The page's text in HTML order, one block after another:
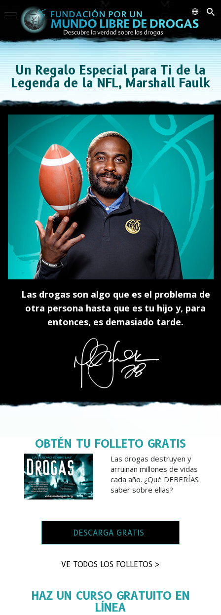
Un Regalo Especial para Ti de la
Legenda de la NFL, Marshall Faulk
Las drogas son algo que es el problema de
otra persona hasta que es tu hijo y, para
entonces, es demasiado tarde.
OBTÉN TU FOLLETO GRATIS
Las drogas destruyen y
arruinan millones de vidas
cada año. ¿Qué DEBERÍAS
saber sobre ellas?
DESCARGA GRATIS
VE TODOS LOS FOLLETOS >
HAZ UN CURSO GRATUITO EN
LÍNEA